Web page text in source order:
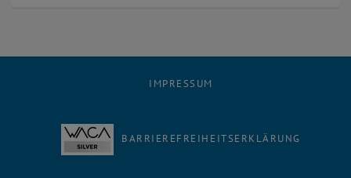
IMPRESSUM
BARRIEREFREIHEITSERKLÄRUNG